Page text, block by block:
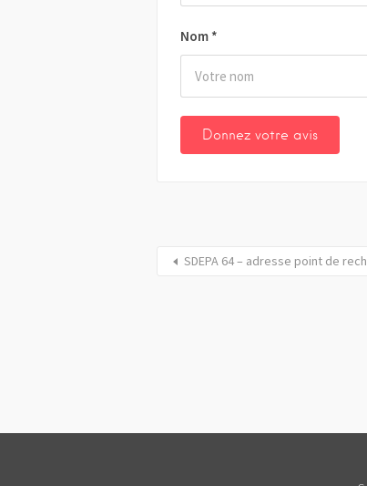
Nom *
SDEPA 64 – adresse point de